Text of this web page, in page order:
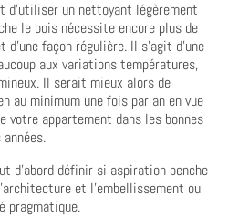
d’utiliser un nettoyant légèrement
le bois nécessite encore plus de
façon régulière. Il s’agit d’une
aux variations températures,
Il serait mieux alors de
au minimum une fois par an en vue
votre appartement dans les bonnes
d’abord définir si aspiration penche
et l’embellissement ou
pragmatique.